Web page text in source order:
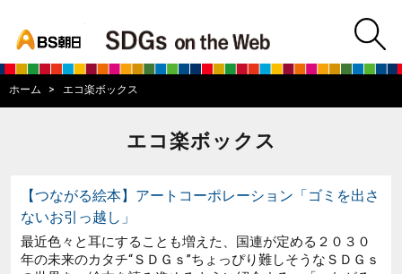
BS朝日SDGs
ホーム エコ楽ボックス
エコ楽ボックス
【つながる絵本】アートコーポレーション「ゴミを出さ
ないお引っ越し」
最近色々と耳にすることも増えた、国連が定める２０３０
年の未来のカタチ“ＳＤＧｓ”ちょっぴり難しそうなＳＤＧｓ